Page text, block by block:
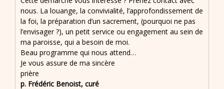
nous. La louange, la convivialité, l’approfondissement de
la foi, la préparation d’un sacrement, (pourquoi ne pas
l’envisager ?), un petit service ou engagement au sein de
ma paroisse, qui a besoin de moi.
Beau programme qui nous attend…
Je vous assure de ma sincère
prière
p. Frédéric Benoist, curé